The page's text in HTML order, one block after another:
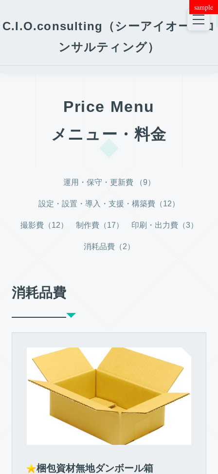
C.I.O.consulting（シーアイオー・コ
ンサルティング）
Price Menu
メニュー・料金
運用・保守・更新費 （9）
設定・設置・導入・支援・構築費（12）
撮影費（12） 制作費（17） 印刷・出力費（3）
消耗品費（2）
消耗品費
梱包資材無地ダンボール箱
sample